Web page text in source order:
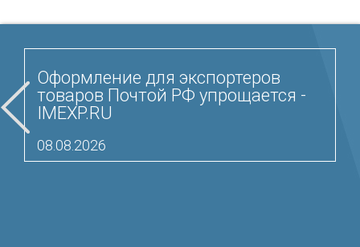
Оформление для экспортеров
товаров Почтой РФ упрощается -
IMEXP.RU
08.08.2026